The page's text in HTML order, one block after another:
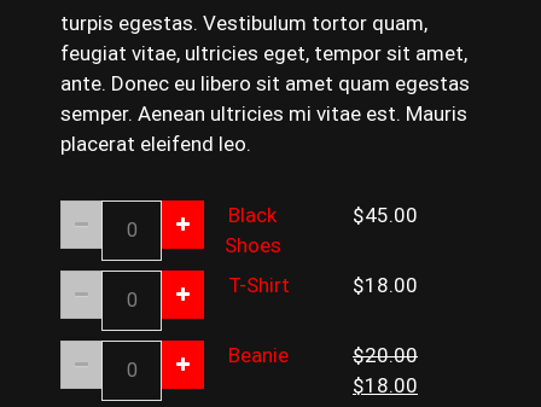
through
$45.00
turpis egestas. Vestibulum tortor quam,
feugiat vitae, ultricies eget, tempor sit amet,
ante. Donec eu libero sit amet quam egestas
semper. Aenean ultricies mi vitae est. Mauris
placerat eleifend leo.
Shoes
quantity
Black
Shoes
$45.00
Shirt
quantity
T-Shirt $18.00
quantity
Beanie $20.00
Original
$18.00